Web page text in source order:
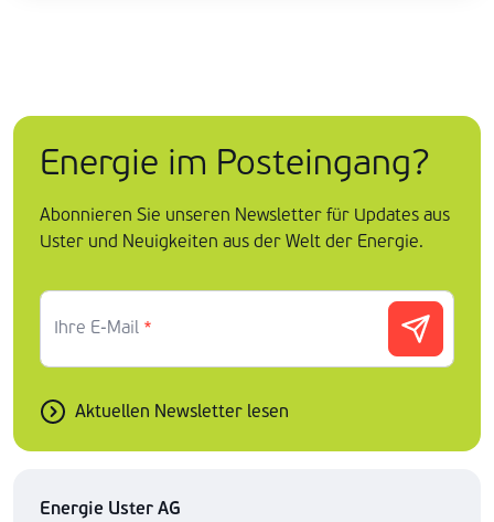
Energie im Posteingang?
Abonnieren Sie unseren Newsletter für Updates aus
Uster und Neuigkeiten aus der Welt der Energie.
Ihre E-Mail *
Aktuellen Newsletter lesen
Energie Uster AG